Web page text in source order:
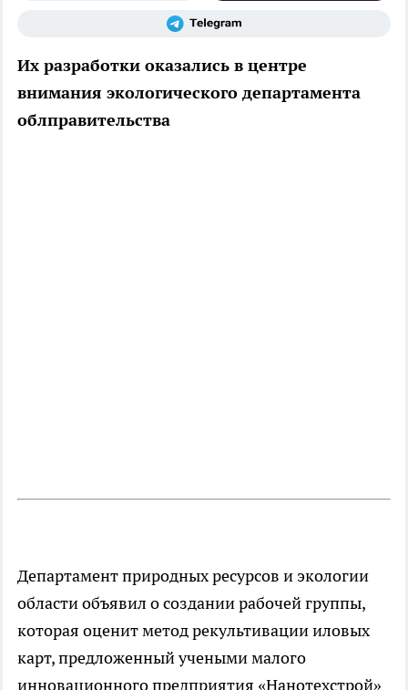
Их разработки оказались в центре
внимания экологического департамента
облправительства
Департамент природных ресурсов и экологии
области объявил о создании рабочей группы,
которая оценит метод рекультивации иловых
карт, предложенный учеными малого
инновационного предприятия «Нанотехстрой»